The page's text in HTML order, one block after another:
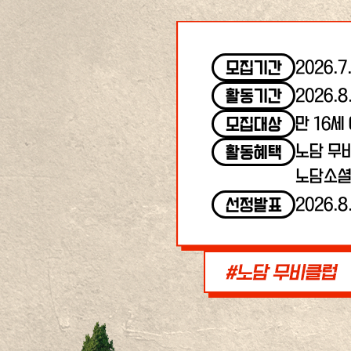
모집기간
활동기간
모집대상
만 16세
활동혜택
노담 무
노담소
선정발표